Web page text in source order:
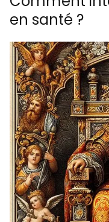
en santé ?